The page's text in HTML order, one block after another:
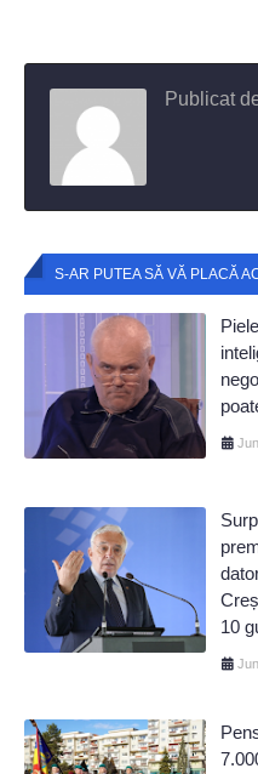
Publicat
S-AR PUTEA SĂ VĂ PLACĂ
10